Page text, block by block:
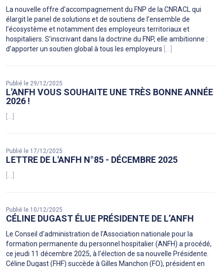
La nouvelle offre d’accompagnement du FNP de la CNRACL qui
élargit le panel de solutions et de soutiens de l’ensemble de
l’écosystème et notamment des employeurs territoriaux et
hospitaliers. S’inscrivant dans la doctrine du FNP, elle ambitionne :
d’apporter un soutien global à tous les employeurs [...]
Publié le 29/12/2025
L'ANFH VOUS SOUHAITE UNE TRÈS BONNE ANNÉE
2026 !
[...]
Publié le 17/12/2025
LETTRE DE L'ANFH N°85 - DÉCEMBRE 2025
[...]
Publié le 10/12/2025
CÉLINE DUGAST ÉLUE PRÉSIDENTE DE L’ANFH
Le Conseil d’administration de l’Association nationale pour la
formation permanente du personnel hospitalier (ANFH) a procédé,
ce jeudi 11 décembre 2025, à l’élection de sa nouvelle Présidente.
Céline Dugast (FHF) succède à Gilles Manchon (FO), président en